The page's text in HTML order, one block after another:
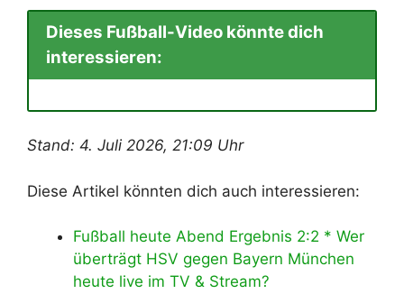
Dieses Fußball-Video könnte dich
interessieren:
Stand: 4. Juli 2026, 21:09 Uhr
Diese Artikel könnten dich auch interessieren:
Fußball heute Abend Ergebnis 2:2 * Wer
überträgt HSV gegen Bayern München
heute live im TV & Stream?